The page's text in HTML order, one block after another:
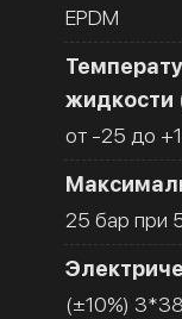
EPDM
жидкости
от -25 до
25 бар при
(±10%)